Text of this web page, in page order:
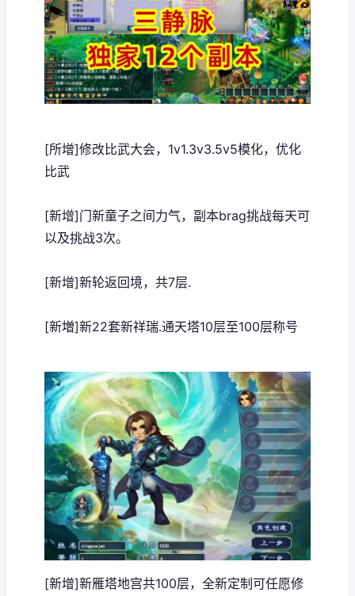
[所增]修改比武大会，1v1.3v3.5v5模化，优化
比武
[新增]门新童子之间力气，副本brag挑战每天可
以及挑战3次。
[新增]新轮返回境，共7层.
[新増]新22套新祥瑞.通天塔10层至100层称号
[新增]新雁塔地宫共100层，全新定制可任愿修